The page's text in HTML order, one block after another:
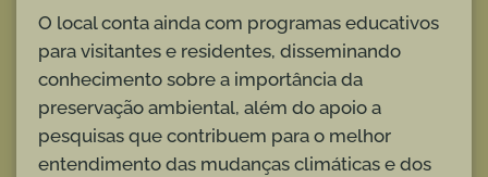
O local conta ainda com programas educativos
para visitantes e residentes, disseminando
conhecimento sobre a importância da
preservação ambiental, além do apoio a
pesquisas que contribuem para o melhor
entendimento das mudanças climáticas e dos